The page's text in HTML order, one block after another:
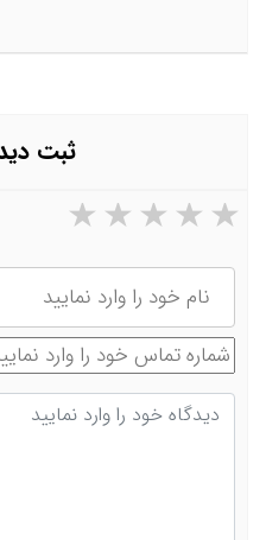
ثبت
۵ ستاره از ۵ ۴ ستاره از ۵ ۳ ستاره از ۵ ۲ ستاره از ۵
نام
شماره تماس
دیدگاه